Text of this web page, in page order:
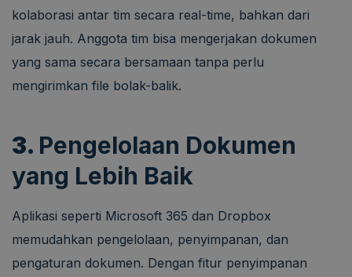
kolaborasi antar tim secara real-time, bahkan dari
jarak jauh. Anggota tim bisa mengerjakan dokumen
yang sama secara bersamaan tanpa perlu
mengirimkan file bolak-balik.
3. Pengelolaan Dokumen
yang Lebih Baik
Aplikasi seperti Microsoft 365 dan Dropbox
memudahkan pengelolaan, penyimpanan, dan
pengaturan dokumen. Dengan fitur penyimpanan